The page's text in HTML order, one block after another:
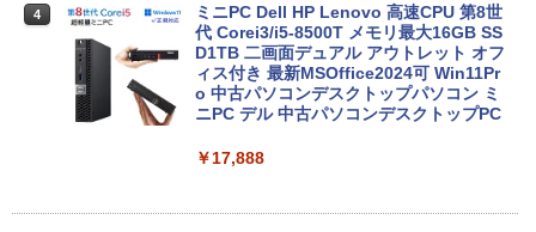
ws11 富士通 LIFEBOOK A5511 第11世
代Celeron 6305U最大メモリ32GB 秒速
起動新品SSD2TB テンキー内蔵 15.6型大
画面 ノートパソコン中古 オフィス付き
Microsoftoffice2024可 送料無料 WIFI
4
ミニPC Dell HP Lenovo 高速CPU 第8世
代 Corei3/i5-8500T メモリ最大16GB SS
D1TB 二画面デュアル アウトレット オフ
ィス付き 最新MSOffice2024可 Win11Pr
o 中古パソコンデスクトップパソコン ミ
ニPC デル 中古パソコンデスクトップPC
￥17,888